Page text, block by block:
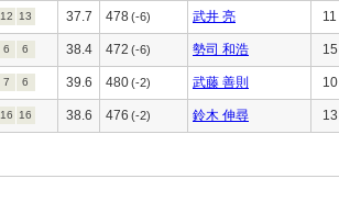
12 13 37.7 478(-6) 武井 亮 11
6 6 38.4 472 (-6) 勢司 和浩 15
7 6 39.6 480(-2) 武藤 善則 10
16 16 38.6 476 (-2) 鈴木 伸尋 13